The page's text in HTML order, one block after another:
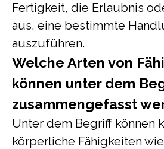
Fertigkeit, die Erlaubnis
aus, eine bestimmte
auszuführen.
Welche Arten von
können unter dem
zusammengefasst
Unter dem Begriff können
körperliche Fähigkeiten